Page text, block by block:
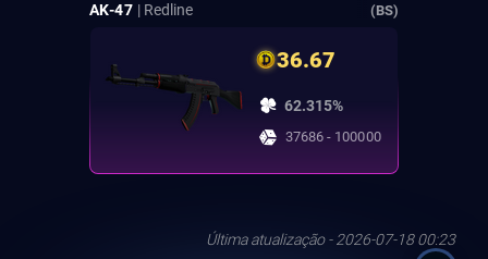
AK-47 | Redline (BS)
36.67
62.315%
37686 - 100000
Última atualização - 2026-07-18 00:23